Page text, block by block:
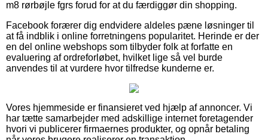
m8 rørbøjle fgrs forud for at du færdiggør din shopping.
Facebook forærer dig endvidere aldeles pæne løsninger til
at få indblik i online forretningens popularitet. Herinde er der
en del online webshops som tilbyder folk at forfatte en
evaluering af ordreforløbet, hvilket lige så vel burde
anvendes til at vurdere hvor tilfredse kunderne er.
Vores hjemmeside er finansieret ved hjælp af annoncer. Vi
har tætte samarbejder med adskillige internet foretagender
hvori vi publicerer firmaernes produkter, og opnår betaling